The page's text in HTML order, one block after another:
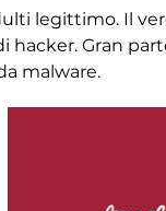
legittimo. Il
hacker. Gran
malware.